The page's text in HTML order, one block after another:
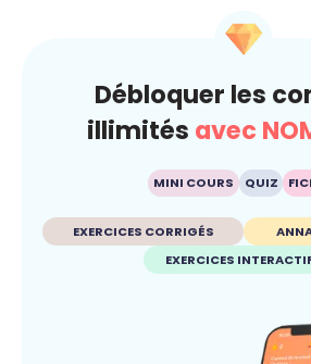
Débloquer les
illimités avec
MINI COURS QUIZ
EXERCICES CORRIGÉS
EXERCICES